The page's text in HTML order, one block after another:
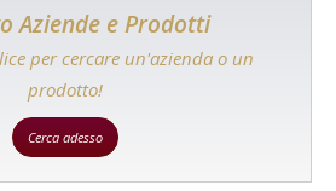
Aziende e Prodotti
per cercare un'azienda o un
prodotto!
Cerca adesso